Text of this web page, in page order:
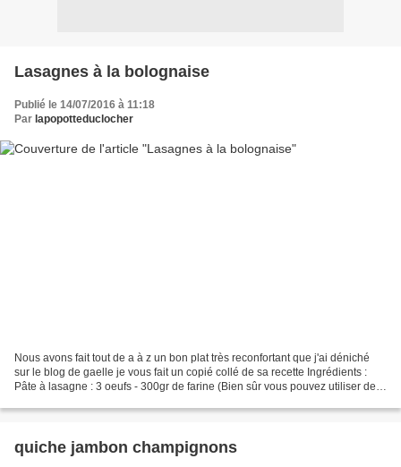
Lasagnes à la bolognaise
Publié le 14/07/2016 à 11:18
Par lapopotteduclocher
Nous avons fait tout de a à z un bon plat très reconfortant que j'ai déniché
sur le blog de gaelle je vous fait un copié collé de sa recette Ingrédients :
Pâte à lasagne : 3 oeufs - 300gr de farine (Bien sûr vous pouvez utiliser des
quiche jambon champignons